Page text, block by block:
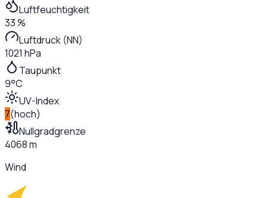
Luftfeuchtigkeit
33 %
Luftdruck (NN)
1021 hPa
Taupunkt
9°C
UV-Index
7(hoch)
Nullgradgrenze
4068 m
Wind